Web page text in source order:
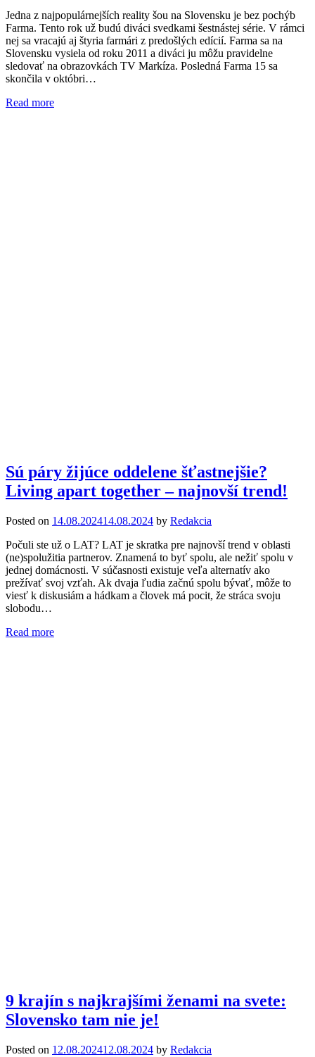
Jedna z najpopulárnejších reality šou na Slovensku je bez pochýb
Farma. Tento rok už budú diváci svedkami šestnástej série. V rámci
nej sa vracajú aj štyria farmári z predošlých edícií. Farma sa na
Slovensku vysiela od roku 2011 a diváci ju môžu pravidelne
sledovať na obrazovkách TV Markíza. Posledná Farma 15 sa
skončila v októbri…
Read more
Sú páry žijúce oddelene šťastnejšie?
Living apart together – najnovší trend!
Posted on 14.08.202414.08.2024 by Redakcia
Počuli ste už o LAT? LAT je skratka pre najnovší trend v oblasti
(ne)spolužitia partnerov. Znamená to byť spolu, ale nežiť spolu v
jednej domácnosti. V súčasnosti existuje veľa alternatív ako
prežívať svoj vzťah. Ak dvaja ľudia začnú spolu bývať, môže to
viesť k diskusiám a hádkam a človek má pocit, že stráca svoju
slobodu…
Read more
9 krajín s najkrajšími ženami na svete:
Slovensko tam nie je!
Posted on 12.08.202412.08.2024 by Redakcia